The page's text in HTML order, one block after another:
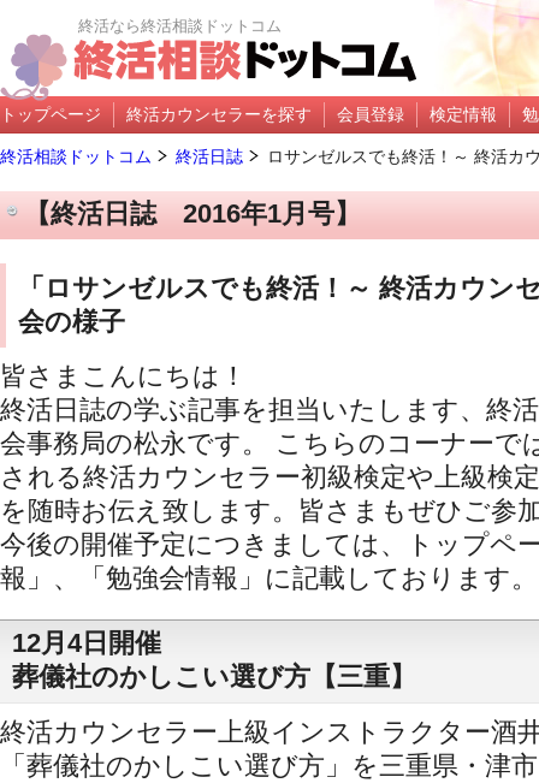
終活なら終活相談ドットコム
トップページ 終活カウンセラーを探す 会員登録 検定情報
終活相談ドットコム 終活日誌 ロサンゼルスでも終活！～ 終活カ
【終活日誌 2016年1月号】
「ロサンゼルスでも終活！～ 終活カウン
会の様子
皆さまこんにちは！
終活日誌の学ぶ記事を担当いたします、終
会事務局の松永です。 こちらのコーナーで
される終活カウンセラー初級検定や上級検
を随時お伝え致します。皆さまもぜひご参
今後の開催予定につきましては、トップペ
報」、「勉強会情報」に記載しております。
12月4日開催
葬儀社のかしこい選び方【三重】
終活カウンセラー上級インストラクター酒
「葬儀社のかしこい選び方」を三重県・津